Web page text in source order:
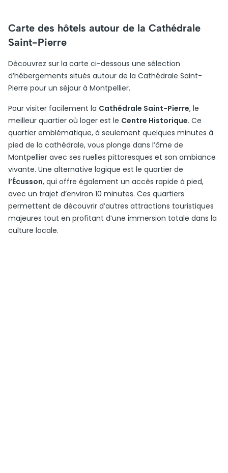
Carte des hôtels autour de la Cathédrale
Saint-Pierre
Découvrez sur la carte ci-dessous une sélection
d’hébergements situés autour de la Cathédrale Saint-
Pierre pour un séjour à Montpellier.
Pour visiter facilement la Cathédrale Saint-Pierre, le
meilleur quartier où loger est le Centre Historique. Ce
quartier emblématique, à seulement quelques minutes à
pied de la cathédrale, vous plonge dans l’âme de
Montpellier avec ses ruelles pittoresques et son ambiance
vivante. Une alternative logique est le quartier de
l’Écusson, qui offre également un accès rapide à pied,
avec un trajet d’environ 10 minutes. Ces quartiers
permettent de découvrir d’autres attractions touristiques
majeures tout en profitant d’une immersion totale dans la
culture locale.